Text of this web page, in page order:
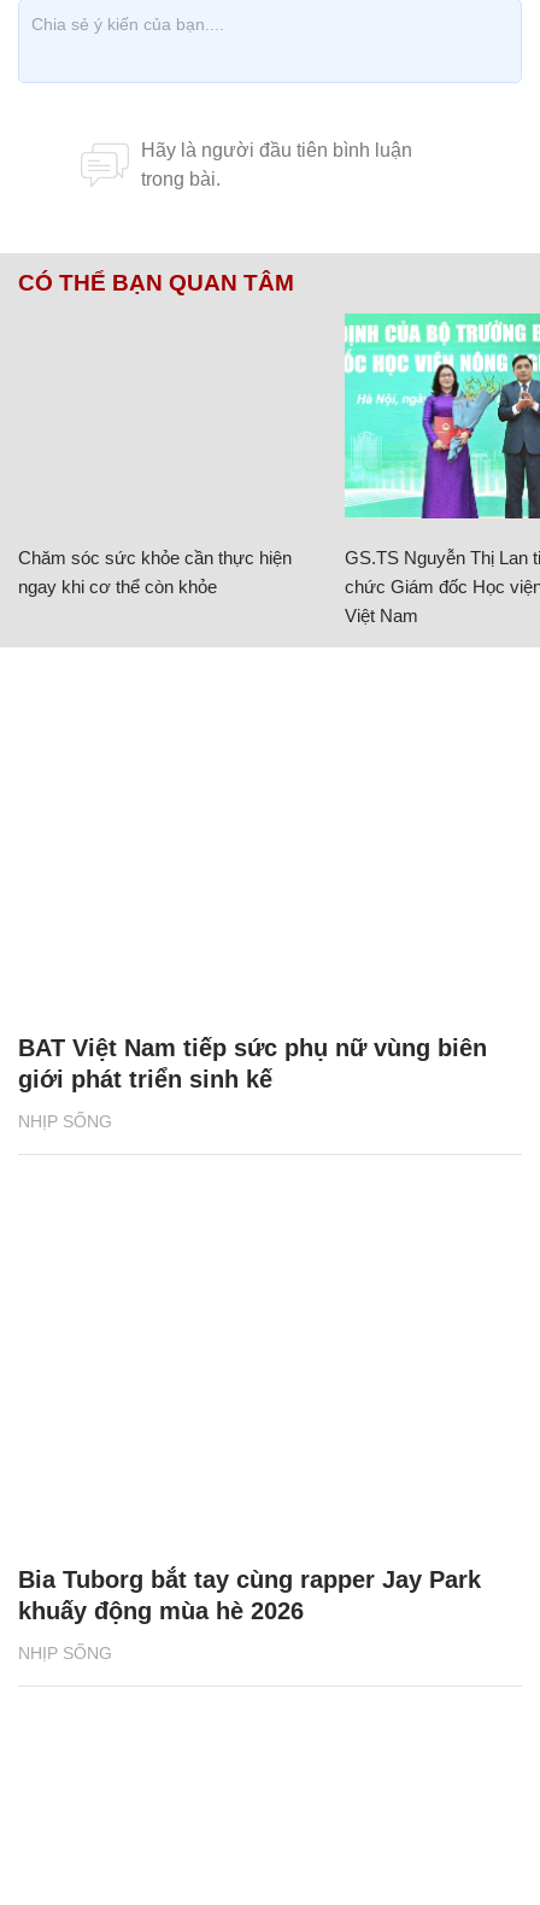
CÓ THỂ BẠN QUAN TÂM
Chăm sóc sức khỏe cần thực hiện
ngay khi cơ thể còn khỏe
GS.TS Nguyễn Thị Lan
chức Giám đốc Học
Việt Nam
NHỊP SỐNG
BAT Việt Nam tiếp sức phụ nữ vùng biên
giới phát triển sinh kế
NHỊP SỐNG
Bia Tuborg bắt tay cùng rapper Jay Park
khuấy động mùa hè 2026